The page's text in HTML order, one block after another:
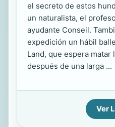
el secreto de estos
un naturalista, el
ayudante Conseil.
expedición un hábil
Land, que espera matar
después de una larga ...
Ver